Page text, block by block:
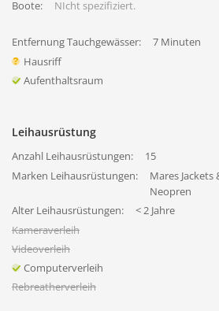
Boote: NIcht spezifiziert.
Entfernung Tauchgewässer:
7 Minuten
Hausriff
Aufenthaltsraum
Leihausrüstung
Anzahl Leihausrüstungen:
15
Marken Leihausrüstungen:
Mares
Neopren
Alter Leihausrüstungen:
< 2 Jahre
Kameraverleih
Videoverleih
Computerverleih
Rebreatherverleih